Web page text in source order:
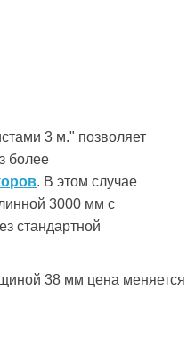
3 м." позволяет
более
. В этом случае
3000 мм с
стандартной
38 мм цена меняется